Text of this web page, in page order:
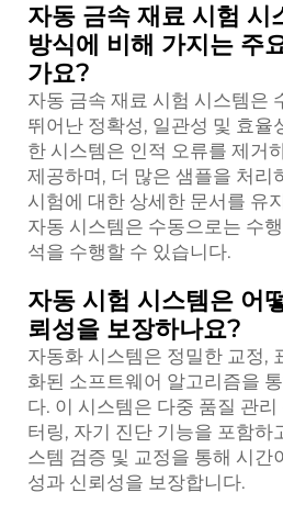
자동 금속 재료 시험 시
방식에 비해 가지는 주
가요?
자동 금속 재료 시험 시스템은
뛰어난 정확성, 일관성 및 효율
한 시스템은 인적 오류를 제거
제공하며, 더 많은 샘플을 처리
시험에 대한 상세한 문서를 유
자동 시스템은 수동으로는 수
석을 수행할 수 있습니다.
자동 시험 시스템은 어
뢰성을 보장하나요?
자동화 시스템은 정밀한 교정,
화된 소프트웨어 알고리즘을
다. 이 시스템은 다중 품질 관
터링, 자기 진단 기능을 포함하
스템 검증 및 교정을 통해 시간
성과 신뢰성을 보장합니다.